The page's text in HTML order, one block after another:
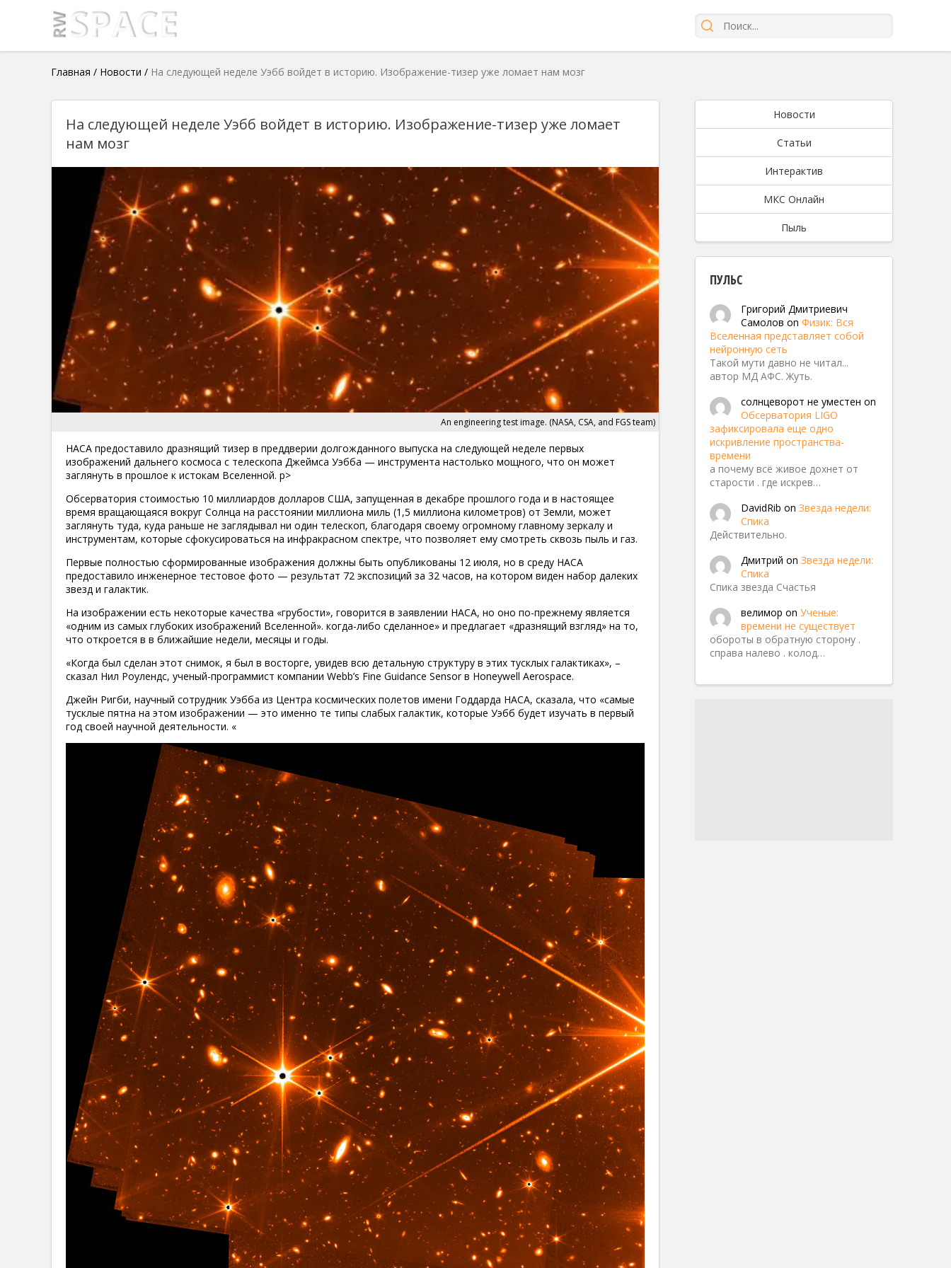
Главная / Новости / На следующей неделе Уэбб войдет в историю. Изображение-тизер уже ломает нам мозг
На следующей неделе Уэбб войдет в историю. Изображение-тизер уже ломает
нам мозг
An engineering test image. (NASA, CSA, and FGS team)
НАСА предоставило дразнящий тизер в преддверии долгожданного выпуска на следующей неделе первых
изображений дальнего космоса с телескопа Джеймса Уэбба — инструмента настолько мощного, что он может
заглянуть в прошлое к истокам Вселенной. p>
Обсерватория стоимостью 10 миллиардов долларов США, запущенная в декабре прошлого года и в настоящее
время вращающаяся вокруг Солнца на расстоянии миллиона миль (1,5 миллиона километров) от Земли, может
заглянуть туда, куда раньше не заглядывал ни один телескоп, благодаря своему огромному главному зеркалу и
инструментам, которые сфокусироваться на инфракрасном спектре, что позволяет ему смотреть сквозь пыль и газ.
Первые полностью сформированные изображения должны быть опубликованы 12 июля, но в среду НАСА
предоставило инженерное тестовое фото — результат 72 экспозиций за 32 часов, на котором виден набор далеких
звезд и галактик.
На изображении есть некоторые качества «грубости», говорится в заявлении НАСА, но оно по-прежнему является
«одним из самых глубоких изображений Вселенной». когда-либо сделанное» и предлагает «дразнящий взгляд» на то,
что откроется в в ближайшие недели, месяцы и годы.
«Когда был сделан этот снимок, я был в восторге, увидев всю детальную структуру в этих тусклых галактиках», –
сказал Нил Роулендс, ученый-программист компании Webb’s Fine Guidance Sensor в Honeywell Aerospace.
Джейн Ригби, научный сотрудник Уэбба из Центра космических полетов имени Годдарда НАСА, сказала, что «самые
тусклые пятна на этом изображении — это именно те типы слабых галактик, которые Уэбб будет изучать в первый
год своей научной деятельности. «
Новости
Статьи
Интерактив
МКС Онлайн
Пыль
ПУЛЬС
Григорий Дмитриевич
Самолов on Физик: Вся
Вселенная представляет собой
нейронную сеть
Такой мути давно не читал...
автор МД АФС. Жуть.
солнцеворот не уместен on
Обсерватория LIGO
зафиксировала еще одно
искривление пространства-
времени
а почему всё живое дохнет от
старости . где искрев…
DavidRib on Звезда недели:
Спика
Действительно.
Дмитрий on Звезда недели:
Спика
Спика звезда Счастья
велимор on Ученые:
времени не существует
обороты в обратную сторону .
справа налево . колод…